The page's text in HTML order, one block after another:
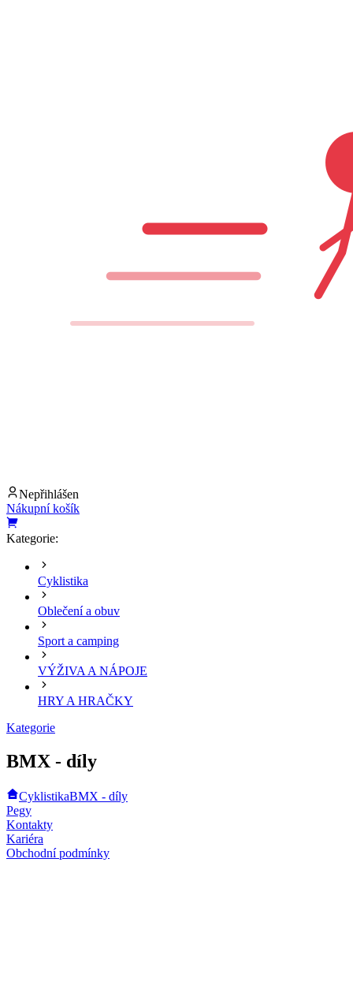
Nepřihlášen
Nákupní košík
Kategorie:
Cyklistika
Oblečení a obuv
Sport a camping
VÝŽIVA A NÁPOJE
HRY A HRAČKY
Kategorie
BMX - díly
CyklistikaBMX - díly
Pegy
Kontakty
Kariéra
Obchodní podmínky